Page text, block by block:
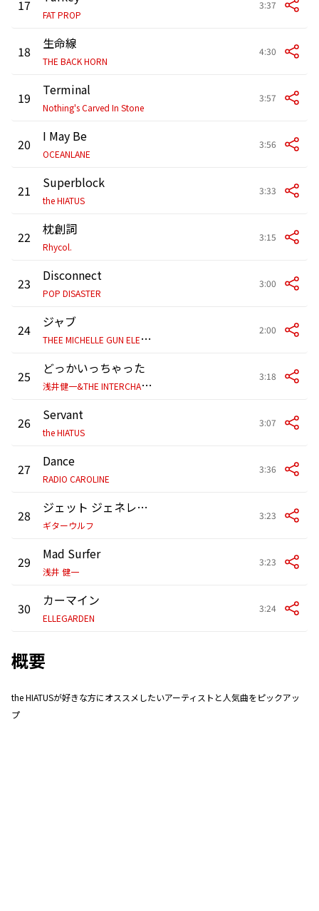
17
FAT PROP
3:37
18 生命線
THE BACK HORN
4:30
19 Terminal
Nothing's Carved In Stone
3:57
20 I May Be
OCEANLANE
3:56
21 Superblock
the HIATUS
3:33
22 枕創詞
Rhycol.
3:15
23 Disconnect
POP DISASTER
3:00
24
ジャブ
T
HEE MICHELLE GUN ELEPHANT
2:00
25
どっかいっちゃった
浅
井健一&THE INTERCHANGE KILLS
3:18
26 Servant
the HIATUS
3:07
27 Dance
RADIO CAROLINE
3:36
28 ジェット ジェネレーション
ギターウルフ
3:23
29 Mad Surfer
浅井 健一
3:23
30 カーマイン
ELLEGARDEN
3:24
概要
the HIATUSが好きな方にオススメしたいアーティストと人気曲をピックアッ
プ